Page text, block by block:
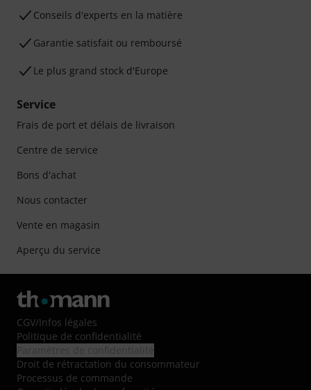
Conseils d'experts en la matière
Garantie satisfait ou remboursé
Le plus grand stock d'Europe
Service
Frais de port et délais de livraison
Centre de service
Bons d'achat
Nous contacter
Vente en magasin
Aperçu du service
CGV/Infos légales
Politique de confidentialité
Droit de rétractation du consommateur
Processus de commande